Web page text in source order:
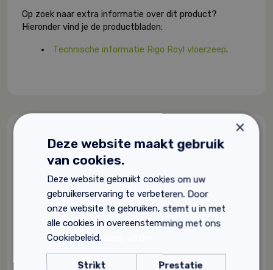
Op zoek naar extra informatie over dit product?
Hieronder vind je de productbladen:
Technische informatie Rigo Royl vloerzeep.
Gerelateerde producten
×
Deze website maakt gebruik
van cookies.
Deze website gebruikt cookies om uw
gebruikerservaring te verbeteren. Door
onze website te gebruiken, stemt u in met
alle cookies in overeenstemming met ons
Cookiebeleid.
Strikt
Prestatie